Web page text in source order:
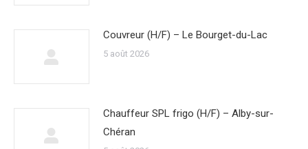
Couvreur (H/F) – Le Bourget-du-Lac
5 août 2026
Chauffeur SPL frigo (H/F) – Alby-sur-
Chéran